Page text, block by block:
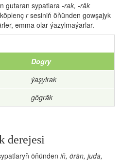
gutaran sypatlara -rak, -räk
rsesiniň öňünden gowşajyk
emma olar ýazylmaýarlar.
Dogry
ýaşylrak
gögräk
derejesi
öňünden iň, örän, juda,